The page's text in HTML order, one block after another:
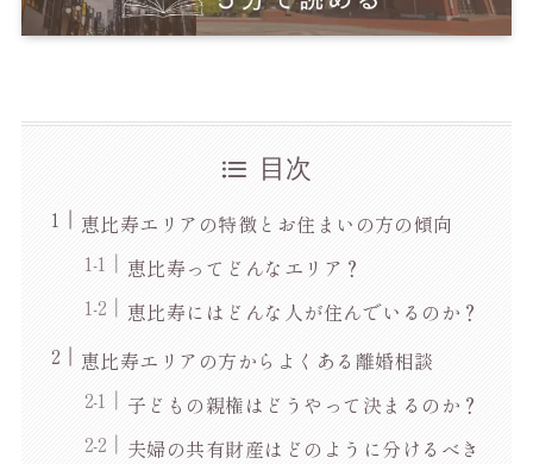
目次
恵比寿エリアの特徴とお住まいの方の傾向
恵比寿ってどんなエリア？
恵比寿にはどんな人が住んでいるのか？
恵比寿エリアの方からよくある離婚相談
子どもの親権はどうやって決まるのか？
夫婦の共有財産はどのように分けるべき